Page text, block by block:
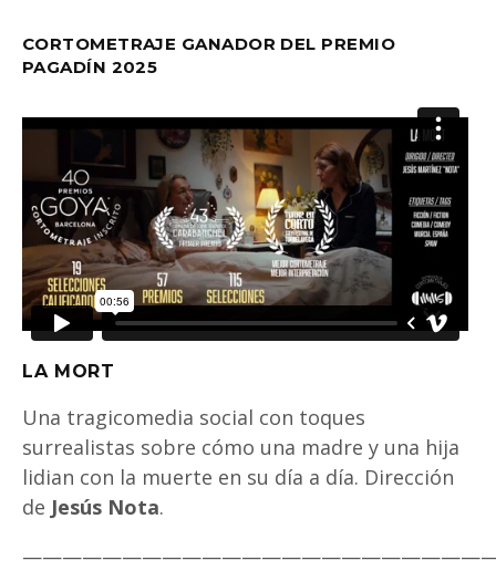
CORTOMETRAJE GANADOR DEL PREMIO
PAGADÍN 2025
LA MORT
Una tragicomedia social con toques
surrealistas sobre cómo una madre y una hija
lidian con la muerte en su día a día. Dirección
de Jesús Nota.